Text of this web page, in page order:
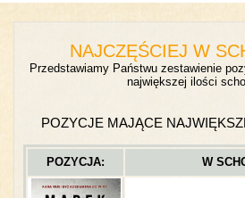
NAJCZĘŚCIEJ W
Przedstawiamy Państwu zestawienie
największej ilości
POZYCJE MAJĄCE
POZYCJA: W